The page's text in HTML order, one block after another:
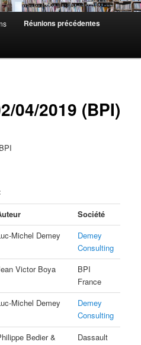
Réunions précédentes
04/2019 (BPI)
Société
Michel Demey
Demey
Consulting
Victor Boya
BPI
France
Michel Demey
Demey
Consulting
Bedier &
Dassault